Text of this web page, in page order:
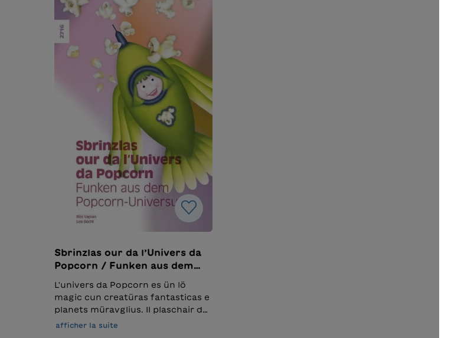
Sbrinzlas our da l’Univers da
Popcorn / Funken aus dem
L'univers da Popcorn es ün lö
magic cun creatüras fantasticas e
planets müravglius. Il plaschair da
viver in quist cosmos es plü co
afficher la suite